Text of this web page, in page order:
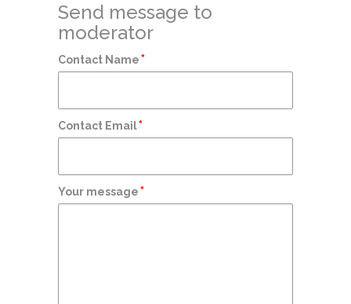
Send message to
moderator
Contact Name*
Contact Email*
Your message*